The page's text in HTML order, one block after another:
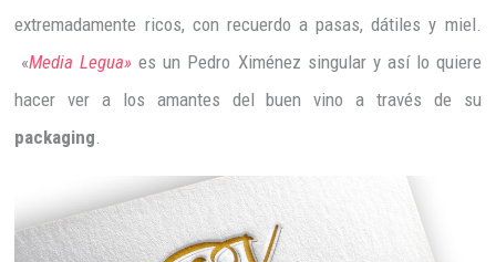
extremadamente ricos, con recuerdo a pasas, dátiles y miel.
«Media Legua» es un Pedro Ximénez singular y así lo quiere
hacer ver a los amantes del buen vino a través de su
packaging.